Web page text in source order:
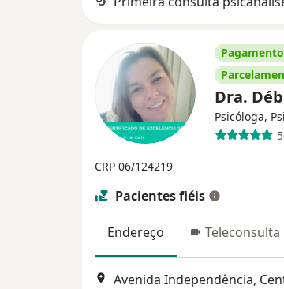
Dra.
Psicóloga,
CRP 06/124219
Pacientes fiéis
Endereço Teleconsulta